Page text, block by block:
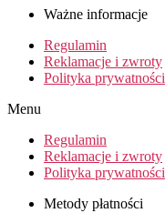
Ważne informacje
Regulamin
Reklamacje i zwroty
Polityka prywatności
Menu
Regulamin
Reklamacje i zwroty
Polityka prywatności
Metody płatności